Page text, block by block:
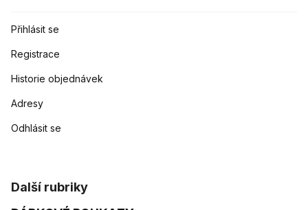
Přihlásit se
Registrace
Historie objednávek
Adresy
Odhlásit se
Další rubriky